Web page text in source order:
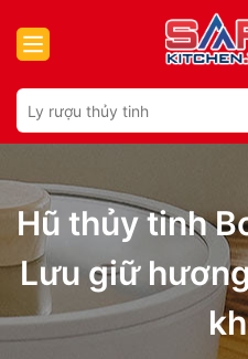
Hũ thủy tinh
Lưu giữ